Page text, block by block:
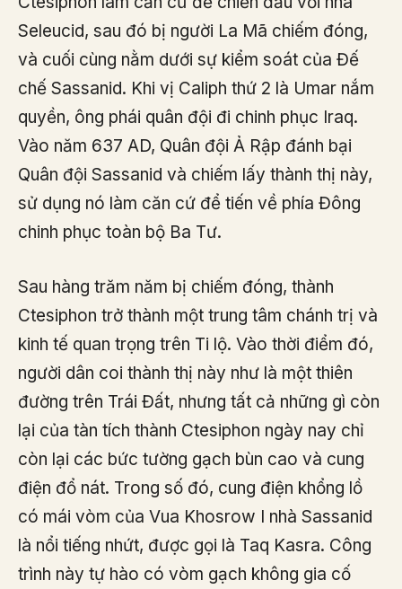
Seleucid, sau đó bị người La Mã chiếm đóng,
và cuối cùng nằm dưới sự kiểm soát của Đế
chế Sassanid. Khi vị Caliph thứ 2 là Umar nắm
quyền, ông phái quân đội đi chinh phục Iraq.
Vào năm 637 AD, Quân đội Ả Rập đánh bại
Quân đội Sassanid và chiếm lấy thành thị này,
sử dụng nó làm căn cứ để tiến về phía Đông
chinh phục toàn bộ Ba Tư.
Sau hàng trăm năm bị chiếm đóng, thành
Ctesiphon trở thành một trung tâm chánh trị và
kinh tế quan trọng trên Ti lộ. Vào thời điểm đó,
người dân coi thành thị này như là một thiên
đường trên Trái Đất, nhưng tất cả những gì còn
lại của tàn tích thành Ctesiphon ngày nay chỉ
còn lại các bức tường gạch bùn cao và cung
điện đổ nát. Trong số đó, cung điện khổng lồ
có mái vòm của Vua Khosrow I nhà Sassanid
là nổi tiếng nhứt, được gọi là Taq Kasra. Công
trình này tự hào có vòm gạch không gia cố